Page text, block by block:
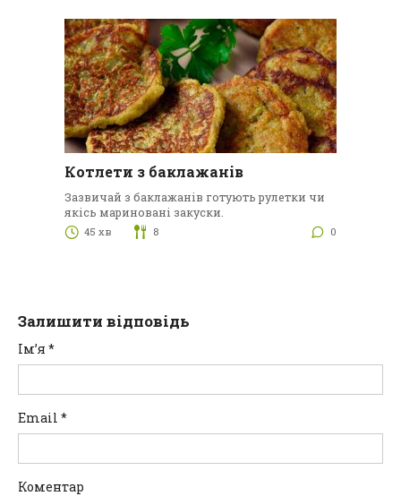
Котлети з баклажанів
Зазвичай з баклажанів готують рулетки чи
якісь мариновані закуски.
45 хв 8 0
Залишити відповідь
Ім’я *
Email *
Коментар